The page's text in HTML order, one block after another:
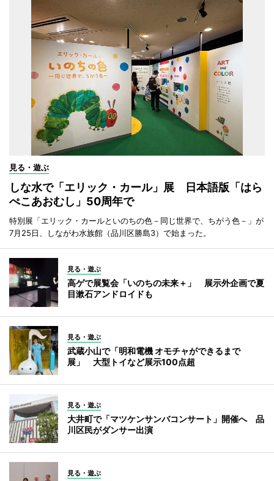
見る・遊ぶ
しな水で「エリック・カール」展 日本語版「はら
ぺこあおむし」50周年で
特別展「エリック・カールといのちの色－同じ世界で、ちがう色－」が
7月25日、しながわ水族館（品川区勝島3）で始まった。
見る・遊ぶ
高ゲで展覧会「いのちの未来＋」 展示外企画で夏
目漱石アンドロイドも
見る・遊ぶ
武蔵小山で「明和電機 オモチャができるまで
展」 大型トイなど展示100点超
見る・遊ぶ
大井町で「マツケンサンバコンサート」開催へ 品
川区民がダンサー出演
見る・遊ぶ